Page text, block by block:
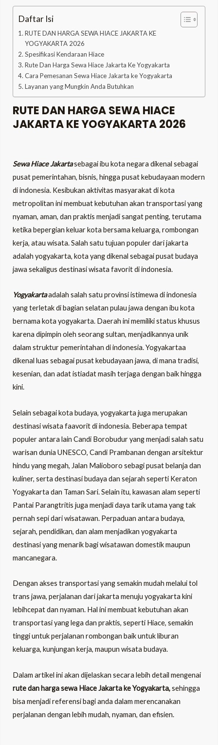
Daftar Isi
RUTE DAN HARGA SEWA HIACE JAKARTA KE
YOGYAKARTA 2026
Spesifikasi Kendaraan Hiace
Rute Dan Harga Sewa Hiace Jakarta Ke Yogyakarta
Cara Pemesanan Sewa Hiace Jakarta ke Yogyakarta
Layanan yang Mungkin Anda Butuhkan
RUTE DAN HARGA SEWA HIACE
JAKARTA KE YOGYAKARTA 2026
Sewa Hiace Jakartasebagai ibu kota negara dikenal sebagai
pusat pemerintahan, bisnis, hingga pusat kebudayaan modern
di indonesia. Kesibukan aktivitas masyarakat di kota
metropolitan ini membuat kebutuhan akan transportasi yang
nyaman, aman, dan praktis menjadi sangat penting, terutama
ketika bepergian keluar kota bersama keluarga, rombongan
kerja, atau wisata. Salah satu tujuan populer dari jakarta
adalah yogyakarta, kota yang dikenal sebagai pusat budaya
jawa sekaligus destinasi wisata favorit di indonesia.
Yogyakartaadalah salah satu provinsi istimewa di indonesia
yang terletak di bagian selatan pulau jawa dengan ibu kota
bernama kota yogyakarta. Daerah ini memiliki status khusus
karena dipimpin oleh seorang sultan, menjadikannya unik
dalam struktur pemerintahan di indonesia. Yogyakartaa
dikenal luas sebagai pusat kebudayaan jawa, di mana tradisi,
kesenian, dan adat istiadat masih terjaga dengan baik hingga
kini.
Selain sebagai kota budaya, yogyakarta juga merupakan
destinasi wisata faavorit di indonesia. Beberapa tempat
populer antara lain Candi Borobudur yang menjadi salah satu
warisan dunia UNESCO, Candi Prambanan dengan arsitektur
hindu yang megah, Jalan Malioboro sebagi pusat belanja dan
kuliner, serta destinasi budaya dan sejarah seperti Keraton
Yogyakarta dan Taman Sari. Selain itu, kawasan alam seperti
Pantai Parangtritis juga menjadi daya tarik utama yang tak
pernah sepi dari wisatawan. Perpaduan antara budaya,
sejarah, pendidikan, dan alam menjadikan yogyakarta
destinasi yang menarik bagi wisatawan domestik maupun
mancanegara.
Dengan akses transportasi yang semakin mudah melalui tol
trans jawa, perjalanan dari jakarta menuju yogyakarta kini
lebihcepat dan nyaman. Hal ini membuat kebutuhan akan
transportasi yang lega dan praktis, seperti Hiace, semakin
tinggi untuk perjalanan rombongan baik untuk liburan
keluarga, kunjungan kerja, maupun wisata budaya.
Dalam artikel ini akan dijelaskan secara lebih detail mengenai
rute dan harga sewa Hiace Jakarta keYogyakarta,sehingga
bisa menjadi referensi bagi anda dalam merencanakan
perjalanan dengan lebih mudah, nyaman, dan efisien.